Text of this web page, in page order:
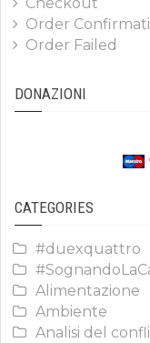
Order
Order Failed
DONAZIONI
CATEGORIES
#duexquattro
Alimentazione
Ambiente
Analisi del